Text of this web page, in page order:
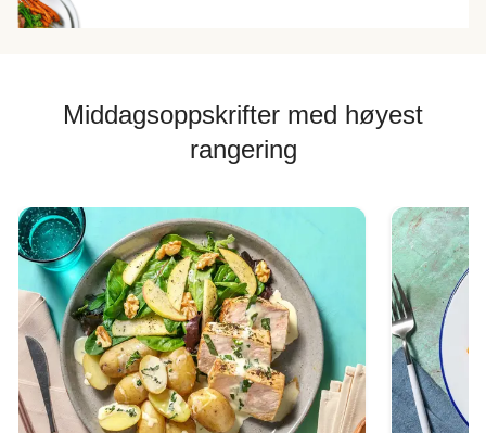
Middagsoppskrifter med høyest
rangering